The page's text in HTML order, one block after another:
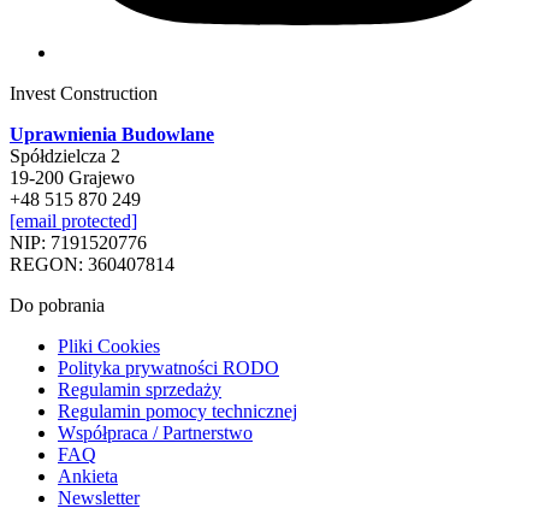
Invest Construction
Uprawnienia Budowlane
Spółdzielcza 2
19-200 Grajewo
+48 515 870 249
[email protected]
NIP: 7191520776
REGON: 360407814
Do pobrania
Pliki Cookies
Polityka prywatności RODO
Regulamin sprzedaży
Regulamin pomocy technicznej
Współpraca / Partnerstwo
FAQ
Ankieta
Newsletter